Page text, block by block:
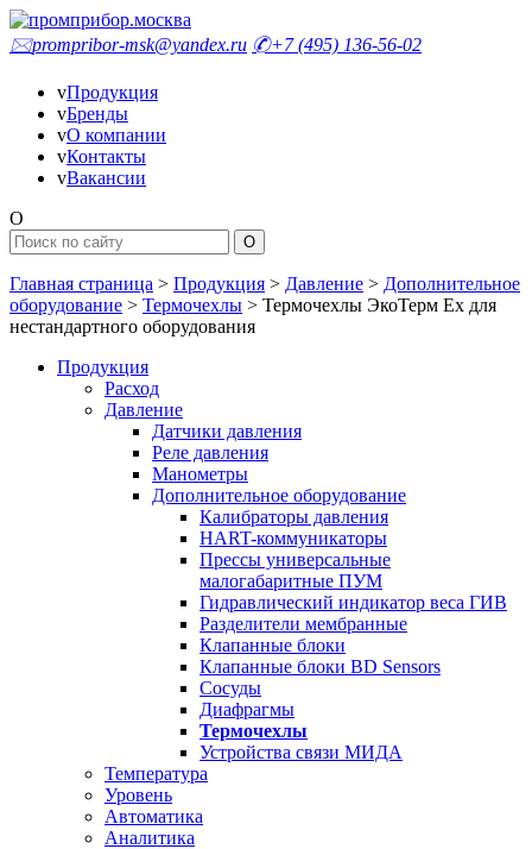
🖂prompribor-msk@yandex.ru ✆+7 (495) 136-56-02
vПродукция
vБренды
vО компании
vКонтакты
vВакансии
O
Главная страница > Продукция > Давление > Дополнительное
оборудование > Термочехлы > Термочехлы ЭкоТерм Ex для
нестандартного оборудования
Продукция
Расход
Давление
Датчики давления
Реле давления
Манометры
Дополнительное оборудование
Калибраторы давления
HART-коммуникаторы
Прессы универсальные
малогабаритные ПУМ
Гидравлический индикатор веса ГИВ
Разделители мембранные
Клапанные блоки
Клапанные блоки BD Sensors
Сосуды
Диафрагмы
Термочехлы
Устройства связи МИДА
Температура
Уровень
Автоматика
Аналитика